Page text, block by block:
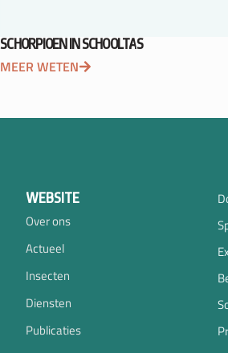
SCHORPIOEN IN SCHOOLTAS
MEER WETEN
WEBSITE
Over ons
Actueel
Insecten
Diensten
Publicaties